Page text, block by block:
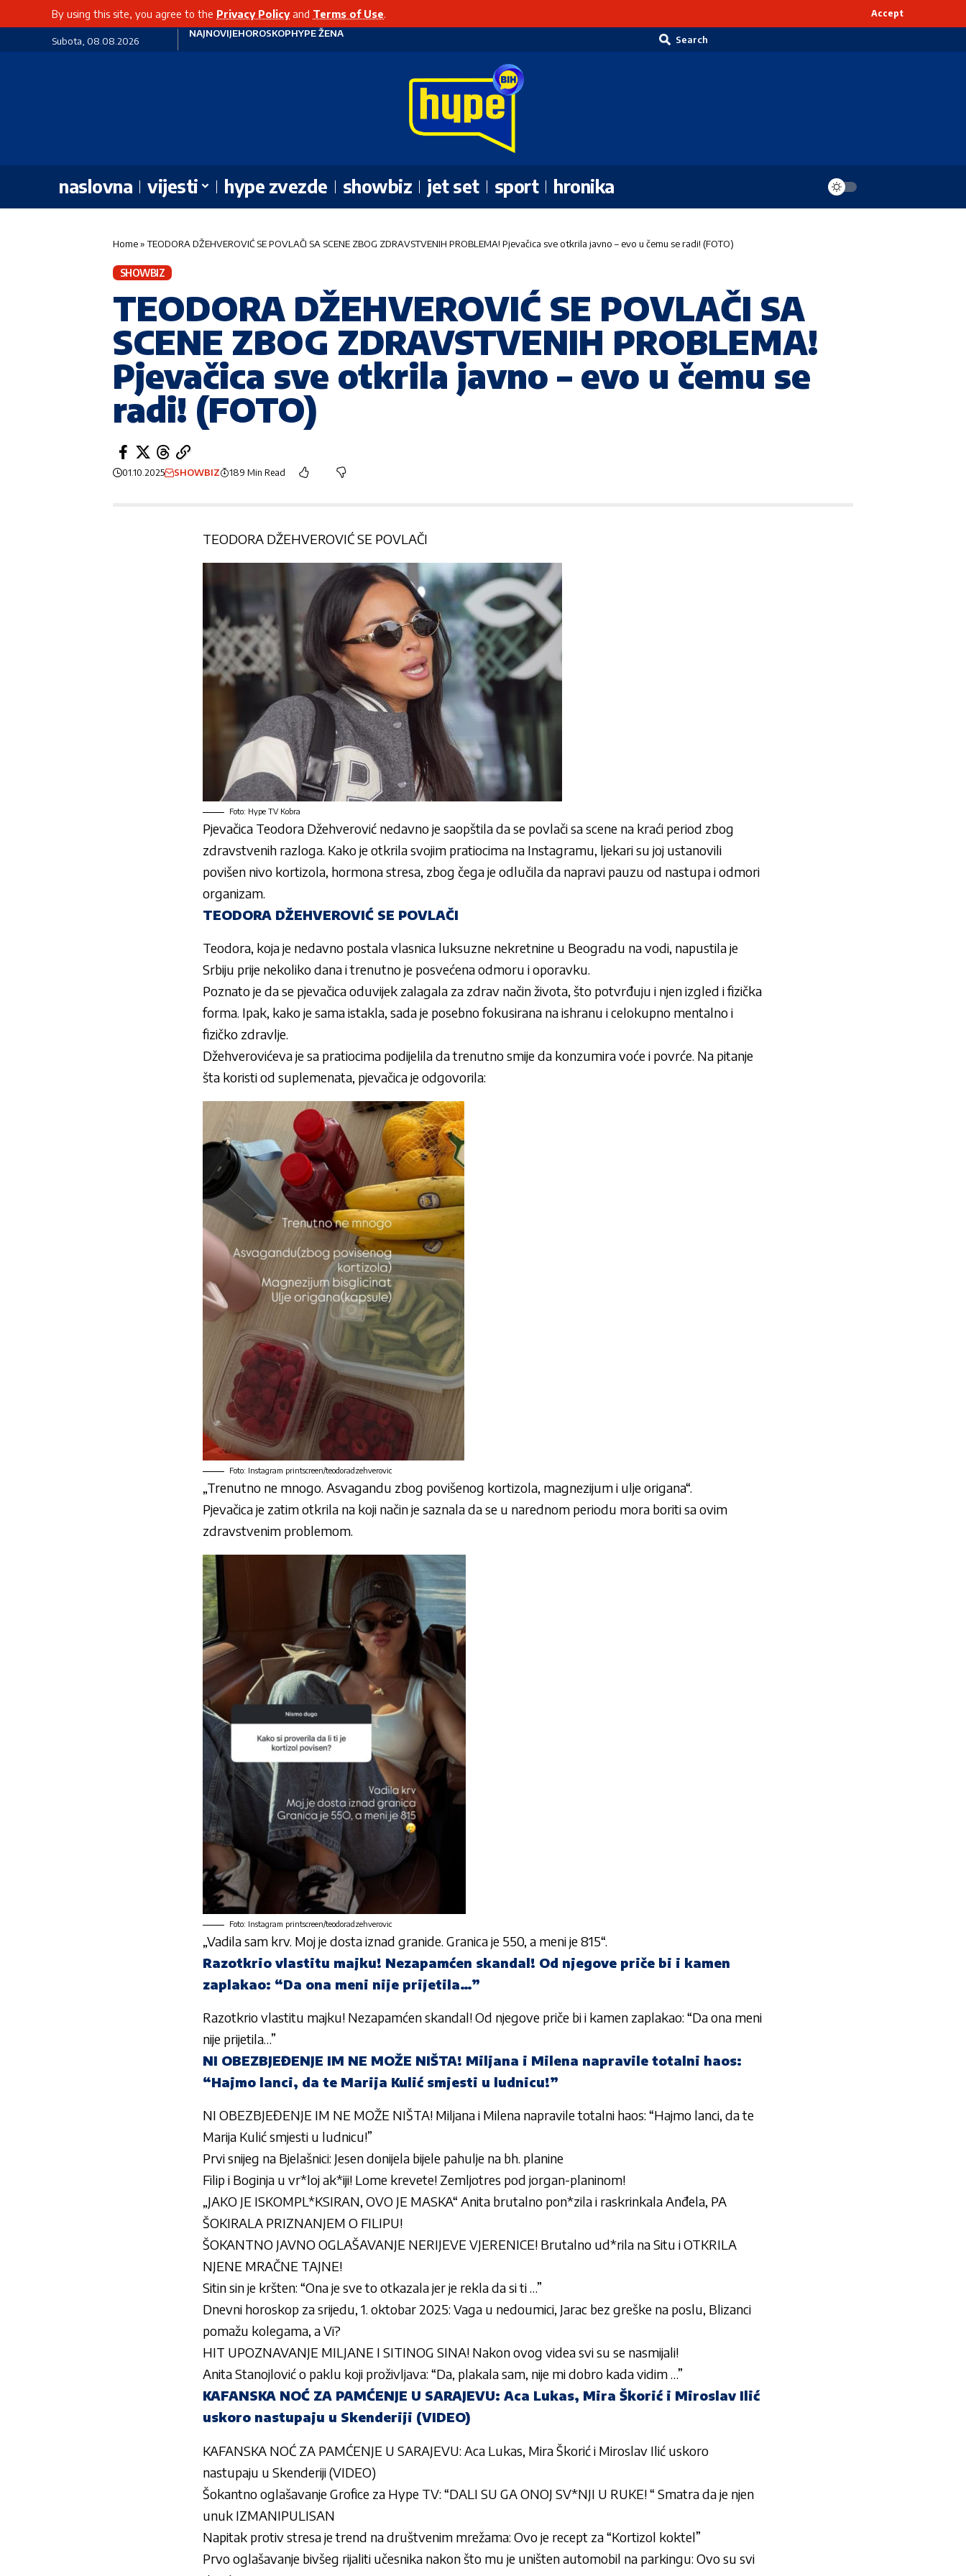
By using this site, you agree to the Privacy Policyand Terms of Use. Accept
Subota, 08.08.2026
NAJNOVIJEHOROSKOPHYPE ŽENA
Search
naslovna vijesti hype zvezde showbiz jet set sport hronika
Home»TEODORA DŽEHVEROVIĆ SE POVLAČI SA SCENE ZBOG ZDRAVSTVENIH PROBLEMA! Pjevačica sve otkrila javno – evo u čemu se radi! (FOTO)
SHOWBIZ
TEODORA DŽEHVEROVIĆ SE POVLAČI SA
SCENE ZBOG ZDRAVSTVENIH PROBLEMA!
Pjevačica sve otkrila javno – evo u čemu se
radi! (FOTO)
01.10.2025 SHOWBIZ 189 Min Read
TEODORA DŽEHVEROVIĆ SE POVLAČI
Foto: Hype TV Kobra
Pjevačica Teodora Džehverović nedavno je saopštila da se povlači sa scene na kraći period zbog
zdravstvenih razloga. Kako je otkrila svojim pratiocima na Instagramu, ljekari su joj ustanovili
povišen nivo kortizola, hormona stresa, zbog čega je odlučila da napravi pauzu od nastupa i odmori
organizam.
TEODORA DŽEHVEROVIĆ SE POVLAČI
Teodora, koja je nedavno postala vlasnica luksuzne nekretnine u Beogradu na vodi, napustila je
Srbiju prije nekoliko dana i trenutno je posvećena odmoru i oporavku.
Poznato je da se pjevačica oduvijek zalagala za zdrav način života, što potvrđuju i njen izgled i fizička
forma. Ipak, kako je sama istakla, sada je posebno fokusirana na ishranu i celokupno mentalno i
fizičko zdravlje.
Džehverovićeva je sa pratiocima podijelila da trenutno smije da konzumira voće i povrće. Na pitanje
šta koristi od suplemenata, pjevačica je odgovorila:
Foto: Instagram printscreen/teodoradzehverovic
„Trenutno ne mnogo. Asvagandu zbog povišenog kortizola, magnezijum i ulje origana“.
Pjevačica je zatim otkrila na koji način je saznala da se u narednom periodu mora boriti sa ovim
zdravstvenim problemom.
Foto: Instagram printscreen/teodoradzehverovic
„Vadila sam krv. Moj je dosta iznad granide. Granica je 550, a meni je 815“.
Razotkrio vlastitu majku! Nezapamćen skandal! Od njegove priče bi i kamen
zaplakao: “Da ona meni nije prijetila…”
Razotkrio vlastitu majku! Nezapamćen skandal! Od njegove priče bi i kamen zaplakao: “Da ona meni
nije prijetila…”
NI OBEZBJEĐENJE IM NE MOŽE NIŠTA! Miljana i Milena napravile totalni haos:
“Hajmo lanci, da te Marija Kulić smjesti u ludnicu!”
NI OBEZBJEĐENJE IM NE MOŽE NIŠTA! Miljana i Milena napravile totalni haos: “Hajmo lanci, da te
Marija Kulić smjesti u ludnicu!”
Prvi snijeg na Bjelašnici: Jesen donijela bijele pahulje na bh. planine
Filip i Boginja u vr*loj ak*iji! Lome krevete! Zemljotres pod jorgan-planinom!
„JAKO JE ISKOMPL*KSIRAN, OVO JE MASKA“ Anita brutalno pon*zila i raskrinkala Anđela, PA
ŠOKIRALA PRIZNANJEM O FILIPU!
ŠOKANTNO JAVNO OGLAŠAVANJE NERIJEVE VJERENICE! Brutalno ud*rila na Situ i OTKRILA
NJENE MRAČNE TAJNE!
Sitin sin je kršten: “Ona je sve to otkazala jer je rekla da si ti …”
Dnevni horoskop za srijedu, 1. oktobar 2025: Vaga u nedoumici, Jarac bez greške na poslu, Blizanci
pomažu kolegama, a Vi?
HIT UPOZNAVANJE MILJANE I SITINOG SINA! Nakon ovog videa svi su se nasmijali!
Anita Stanojlović o paklu koji proživljava: “Da, plakala sam, nije mi dobro kada vidim …”
KAFANSKA NOĆ ZA PAMĆENJE U SARAJEVU: Aca Lukas, Mira Škorić i Miroslav Ilić
uskoro nastupaju u Skenderiji (VIDEO)
KAFANSKA NOĆ ZA PAMĆENJE U SARAJEVU: Aca Lukas, Mira Škorić i Miroslav Ilić uskoro
nastupaju u Skenderiji (VIDEO)
Šokantno oglašavanje Grofice za Hype TV: “DALI SU GA ONOJ SV*NJI U RUKE! “ Smatra da je njen
unuk IZMANIPULISAN
Napitak protiv stresa je trend na društvenim mrežama: Ovo je recept za “Kortizol koktel”
Prvo oglašavanje bivšeg rijaliti učesnika nakon što mu je uništen automobil na parkingu: Ovo su svi